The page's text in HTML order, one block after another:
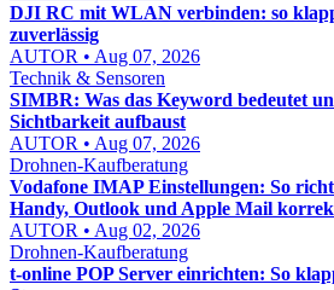
DJI RC mit WLAN verbinden: so
zuverlässig
AUTOR • Aug 07, 2026
Technik & Sensoren
SIMBR: Was das Keyword bedeutet
Sichtbarkeit aufbaust
AUTOR • Aug 07, 2026
Drohnen-Kaufberatung
Vodafone IMAP Einstellungen: So
Handy, Outlook und Apple Mail
AUTOR • Aug 02, 2026
Drohnen-Kaufberatung
t-online POP Server einrichten: So